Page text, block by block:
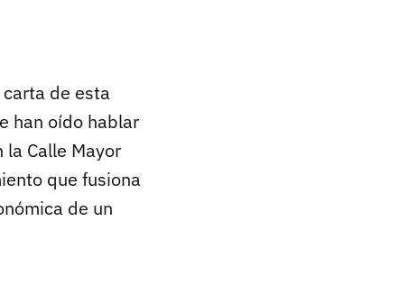
de esta
han oído hablar
la Calle Mayor
que fusiona
de un